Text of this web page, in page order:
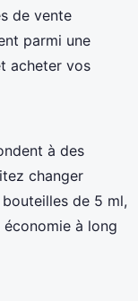
de vente
parmi une
acheter vos
à des
changer
de 5 ml,
à long